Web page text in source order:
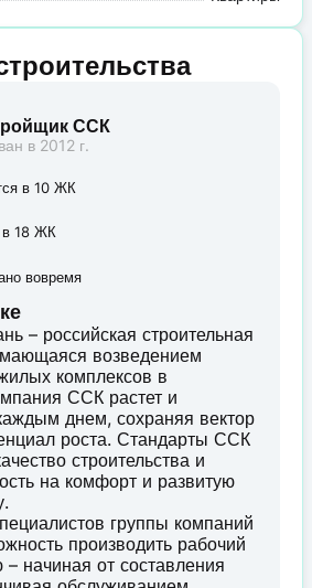
ССК
в 2012 г.
в 10 ЖК
в 18 ЖК
вовремя
– российская строительная
возведением
комплексов в
ССК растет и
днем, сохраняя вектор
роста. Стандарты ССК
строительства и
на комфорт и развитую
группы компаний
производить рабочий
– начиная от составления